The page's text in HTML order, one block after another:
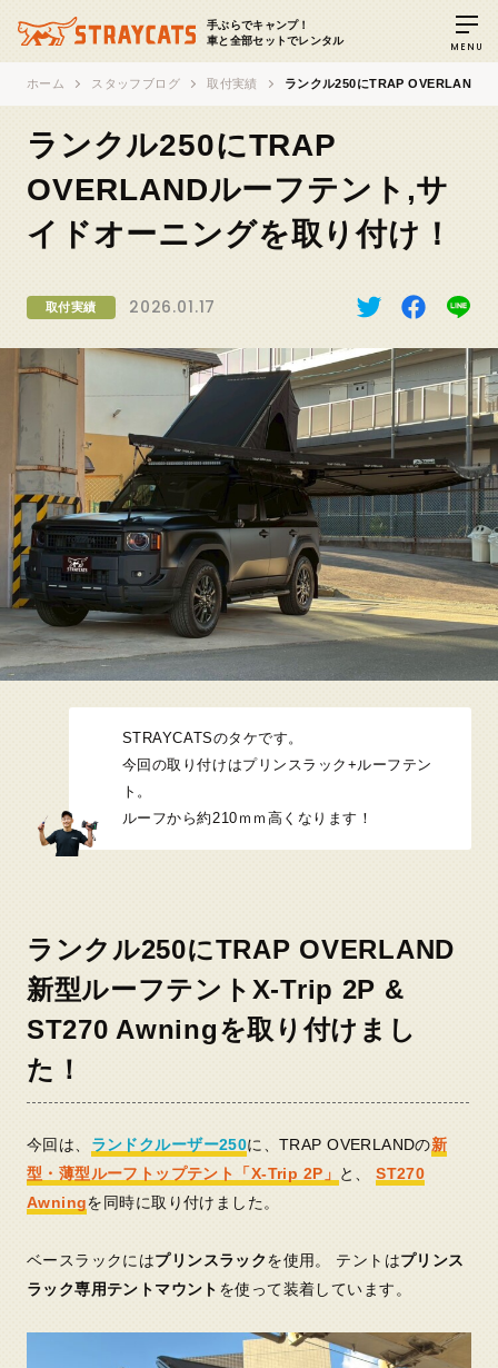
手ぶらでキャンプ！
車と全部セットでレンタル
MENU
ホーム スタッフブログ 取付実績 ランクル250にTRAP OVERLAND
ランクル250にTRAP
OVERLANDルーフテント,サ
イドオーニングを取り付け！
取付実績 2026.01.17
STRAYCATSのタケです。
今回の取り付けはプリンスラック+ルーフテン
ト。
ルーフから約210ｍｍ高くなります！
ランクル250にTRAP OVERLAND
新型ルーフテントX-Trip 2P &
ST270 Awningを取り付けまし
た！
今回は、 ランドクルーザー250に、TRAP OVERLANDの新
型・薄型ルーフトップテント「X-Trip 2P」 と、ST270
Awningを同時に取り付けました。
ベースラックにはプリンスラックを使用。 テントはプリンス
ラック専用テントマウント を使って装着しています。